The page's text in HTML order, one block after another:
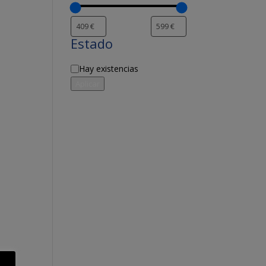
Estado
Disponibilidad
Hay existencias